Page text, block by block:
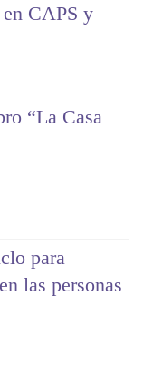
CAPS y
“La Casa
para
las personas